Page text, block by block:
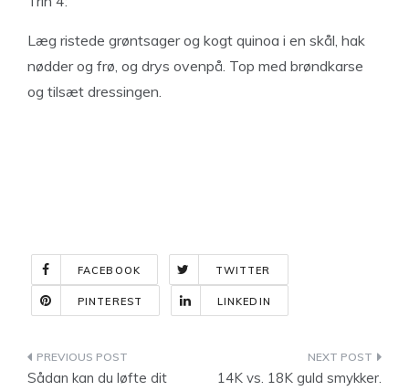
Læg ristede grøntsager og kogt quinoa i en skål, hak
nødder og frø, og drys ovenpå. Top med brøndkarse
og tilsæt dressingen.
FACEBOOK TWITTER
PINTEREST LINKEDIN
Indlægsnavigation
Sådan kan du løfte dit
14K vs. 18K guld smykker.